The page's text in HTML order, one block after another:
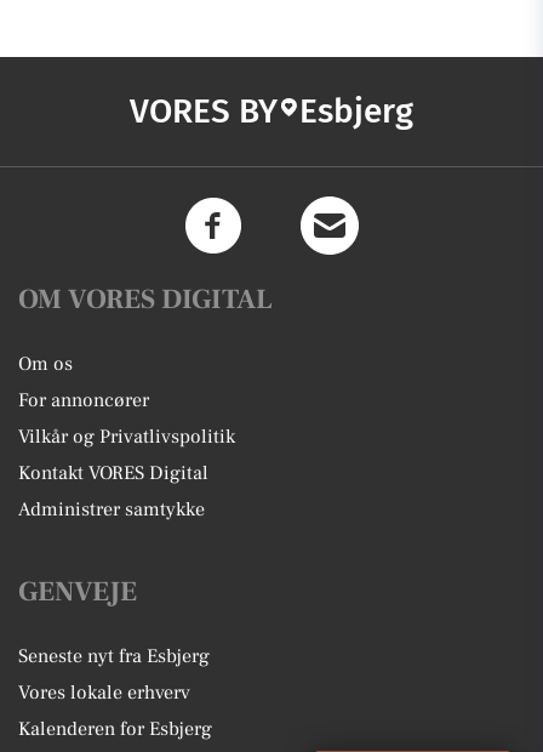
VORES BY Esbjerg
OM VORES DIGITAL
Om os
For annoncører
Vilkår og Privatlivspolitik
Kontakt VORES Digital
Administrer samtykke
GENVEJE
Seneste nyt fra Esbjerg
Vores lokale erhverv
Kalenderen for Esbjerg